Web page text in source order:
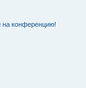
на конференцию!